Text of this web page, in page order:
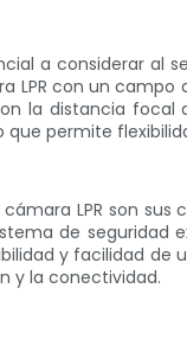
a considerar al
LPR con un
la distancia
permite
LPR son
de seguridad
y facilidad de
y la conectividad.